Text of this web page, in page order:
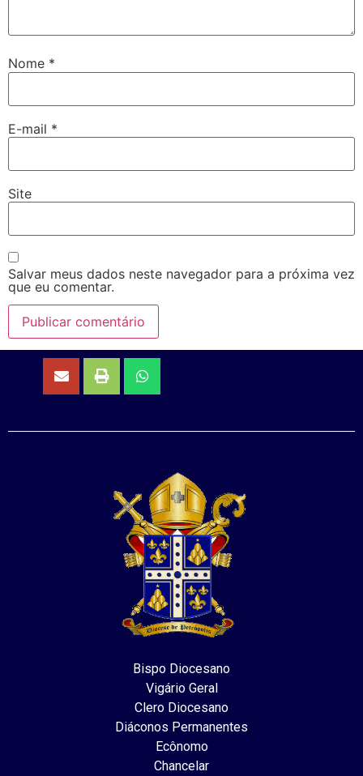
Nome *
E-mail *
Site
Salvar meus dados neste navegador para a próxima vez
que eu comentar.
Bispo Diocesano
Vigário Geral
Clero Diocesano
Diáconos Permanentes
Ecônomo
Chancelar